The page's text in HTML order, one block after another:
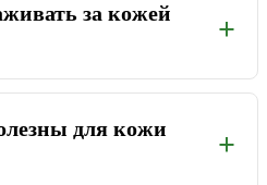
за кожей
для кожи